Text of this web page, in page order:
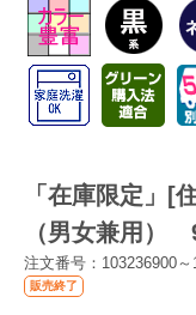
「在庫限定」[
（男女兼用）
注文番号：103236900～
販売終了